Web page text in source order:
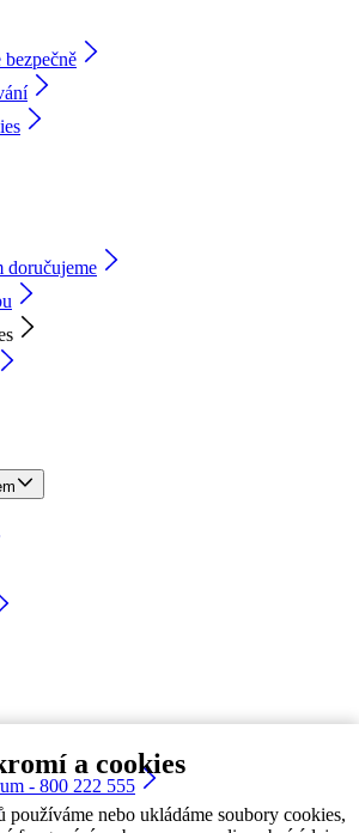
a cookies
používáme nebo ukládáme soubory cookies,
doručujeme
- 800 222 555